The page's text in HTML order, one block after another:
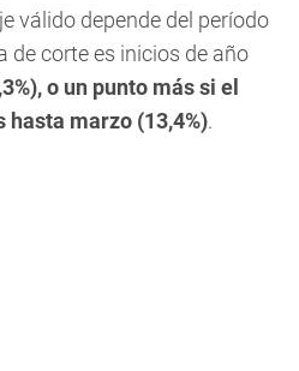
válido depende del período
de corte es inicios de año
o un punto más si el
hasta marzo (13,4%).